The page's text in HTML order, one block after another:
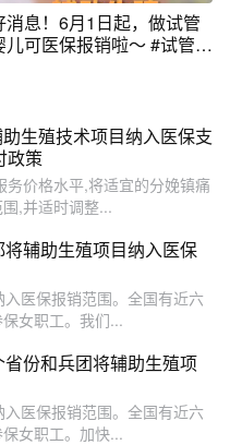
消息！6月1日起，做试管
儿可医保报销啦～ #试管婴
生殖技术项目纳入医保支
政策
价格水平,将适宜的分娩镇痛
,并适时调整...
辅助生殖项目纳入医保
医保报销范围。全国有近六
女职工。我们...
份和兵团将辅助生殖项
医保报销范围。全国有近六
女职工。加快...